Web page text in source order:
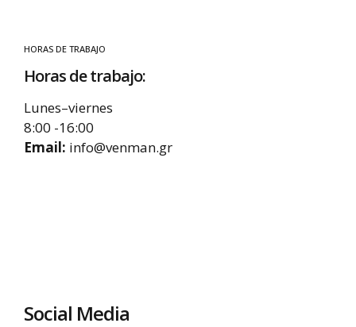
HORAS DE TRABAJO
Horas de trabajo:
Lunes–viernes
8:00 -16:00
Email: info@venman.gr
Social Media